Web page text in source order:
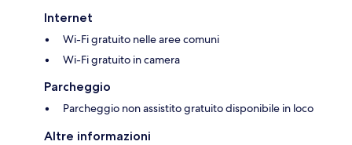
Internet
Wi-Fi gratuito nelle aree comuni
Wi-Fi gratuito in camera
Parcheggio
Parcheggio non assistito gratuito disponibile in loco
Altre informazioni